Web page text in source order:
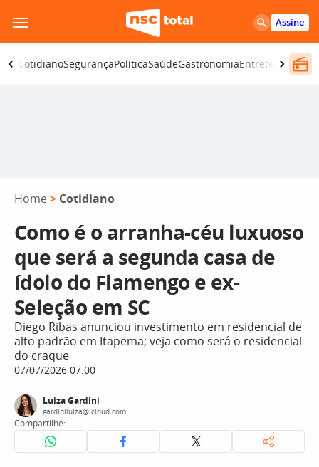
para
o
conteúdo
Assine
CotidianoSegurançaPolíticaSaúdeGastronomiaEntretenimento
Home > Cotidiano
Como é o arranha-céu luxuoso
que será a segunda casa de
ídolo do Flamengo e ex-
Seleção em SC
Diego Ribas anunciou investimento em residencial de
alto padrão em Itapema; veja como será o residencial
do craque
07/07/2026 07:00
Luiza Gardini
gardiniluiza@icloud.com
Compartilhe: